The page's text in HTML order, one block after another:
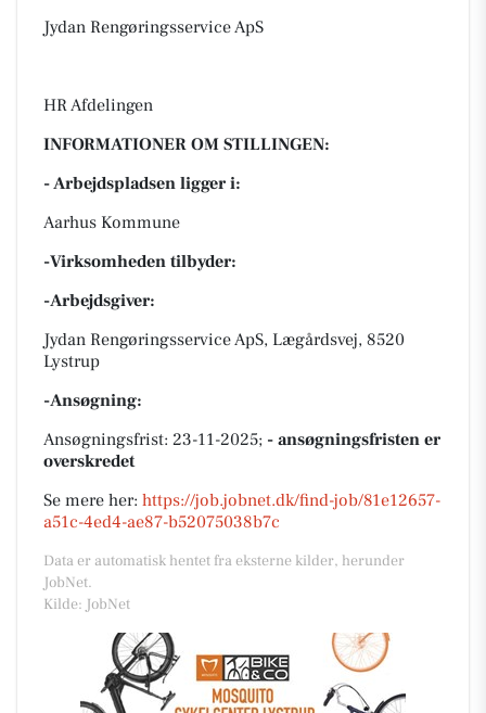
Jydan Rengøringsservice ApS
HR Afdelingen
INFORMATIONER OM STILLINGEN:
- Arbejdspladsen ligger i:
Aarhus Kommune
-Virksomheden tilbyder:
-Arbejdsgiver:
Jydan Rengøringsservice ApS, Lægårdsvej, 8520
Lystrup
-Ansøgning:
Ansøgningsfrist: 23-11-2025; - ansøgningsfristen er
overskredet
Se mere her: https://job.jobnet.dk/find-job/81e12657-
a51c-4ed4-ae87-b52075038b7c
Data er automatisk hentet fra eksterne kilder, herunder
JobNet.
Kilde: JobNet